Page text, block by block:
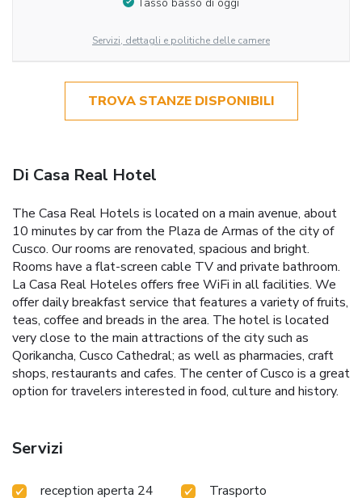
Servizi, dettagli e politiche delle camere
TROVA STANZE DISPONIBILI
Di Casa Real Hotel
The Casa Real Hotels is located on a main avenue, about
10 minutes by car from the Plaza de Armas of the city of
Cusco. Our rooms are renovated, spacious and bright.
Rooms have a flat-screen cable TV and private bathroom.
La Casa Real Hoteles offers free WiFi in all facilities. We
offer daily breakfast service that features a variety of fruits,
teas, coffee and breads in the area. The hotel is located
very close to the main attractions of the city such as
Qorikancha, Cusco Cathedral; as well as pharmacies, craft
shops, restaurants and cafes. The center of Cusco is a great
option for travelers interested in food, culture and history.
Servizi
reception aperta 24 Trasporto